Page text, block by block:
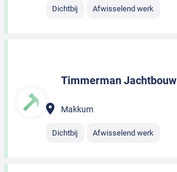
Dichtbij Afwisselend werk
Timmerman Jachtbouw
Makkum
Dichtbij Afwisselend werk